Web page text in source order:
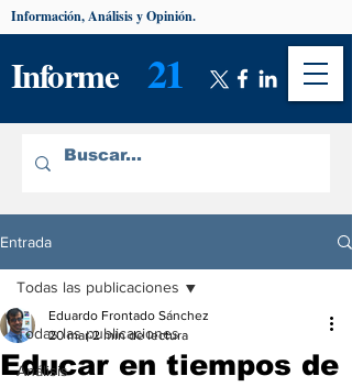
Informe 21
Información, Análisis y Opinión.
Entrada
Todas las publicaciones
Análisis
Todas las publicaciones
Educar en tiempos de
Eduardo Frontado Sánchez
20 mar 2 min de lectura